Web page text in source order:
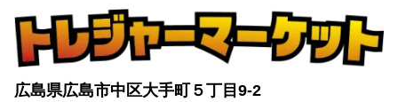
広島県広島市中区大手町５丁目9-2